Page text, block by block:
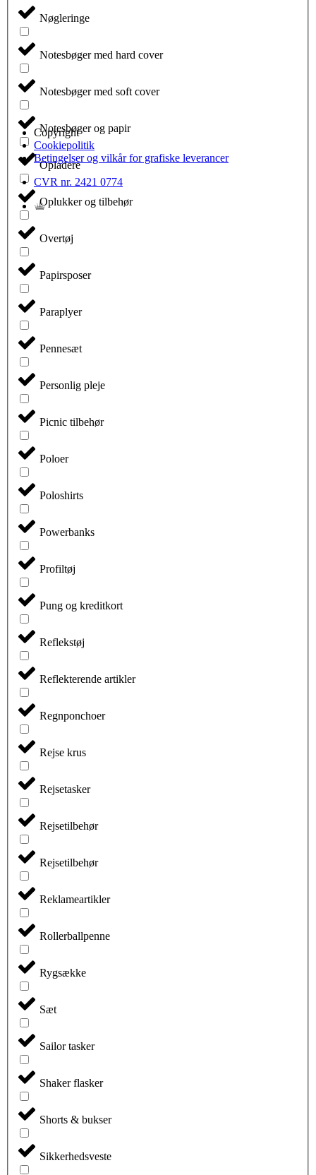
Nøgleringe
Notesbøger med hard cover
Notesbøger med soft cover
Notesbøger og papir
Opladere
Oplukker og tilbehør
Overtøj
Papirsposer
Paraplyer
Pennesæt
Personlig pleje
Picnic tilbehør
Poloer
Poloshirts
Powerbanks
Profiltøj
Pung og kreditkort
Reflekstøj
Reflekterende artikler
Regnponchoer
Rejse krus
Rejsetasker
Rejsetilbehør
Rejsetilbehør
Reklameartikler
Rollerballpenne
Rygsække
Sæt
Sailor tasker
Shaker flasker
Shorts & bukser
Sikkerhedsveste
Copyright
Cookiepolitik
Betingelser og vilkår for grafiske leverancer
CVR nr. 2421 0774